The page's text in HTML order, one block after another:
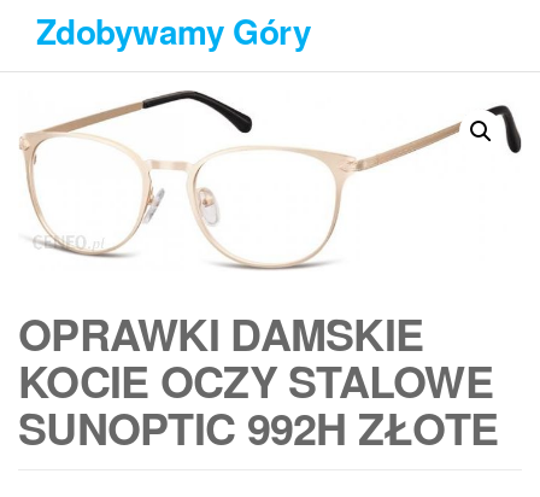
Przejdź
treści
Zdobywamy Góry
OPRAWKI DAMSKIE
KOCIE OCZY STALOWE
SUNOPTIC 992H ZŁOTE